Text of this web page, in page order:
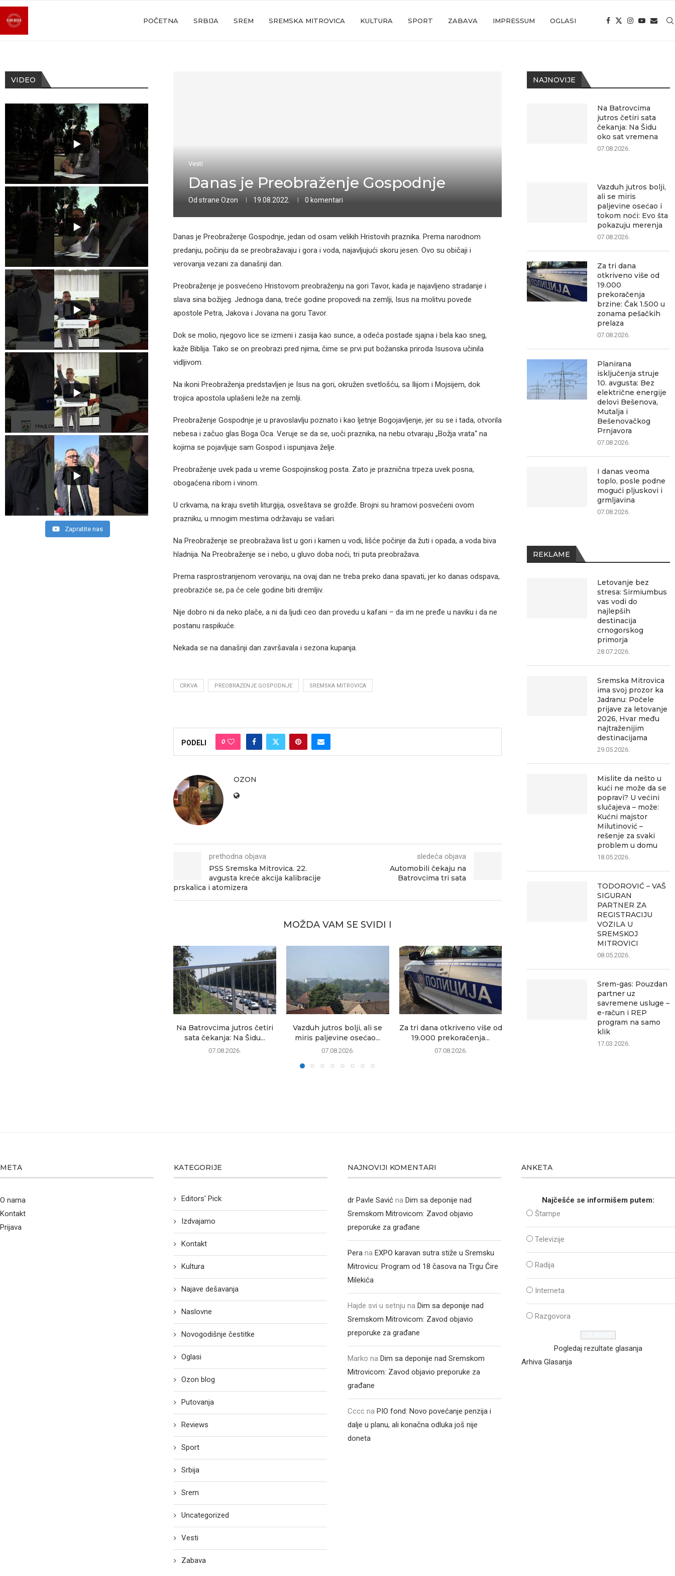
POČETNA SRBIJA SREM SREMSKA MITROVICA KULTURA SPORT ZABAVA IMPRESSUM OGLASI
Vesti
Danas je Preobraženje Gospodnje
Od strane Ozon 19.08.2022. 0 komentari
Danas je Preobraženje Gospodnje, jedan od osam velikih Hristovih praznika. Prema narodnom
predanju, počinju da se preobražavaju i gora i voda, najavljujući skoru jesen. Ovo su običaji i
verovanja vezani za današnji dan.
Preobraženje je posvećeno Hristovom preobraženju na gori Tavor, kada je najavljeno stradanje i
slava sina božijeg. Jednoga dana, treće godine propovedi na zemlji, Isus na molitvu povede
apostole Petra, Jakova i Jovana na goru Tavor.
Dok se molio, njegovo lice se izmeni i zasija kao sunce, a odeća postade sjajna i bela kao sneg,
kaže Biblija. Tako se on preobrazi pred njima, čime se prvi put božanska priroda Isusova učinila
vidljivom.
Na ikoni Preobraženja predstavljen je Isus na gori, okružen svetlošću, sa Ilijom i Mojsijem, dok
trojica apostola uplašeni leže na zemlji.
Preobraženje Gospodnje je u pravoslavlju poznato i kao ljetnje Bogojavljenje, jer su se i tada, otvorila
nebesa i začuo glas Boga Oca. Veruje se da se, uoči praznika, na nebu otvaraju „Božja vrata“ na
kojima se pojavljuje sam Gospod i ispunjava želje.
Preobraženje uvek pada u vreme Gospojinskog posta. Zato je praznična trpeza uvek posna,
obogaćena ribom i vinom.
U crkvama, na kraju svetih liturgija, osveštava se grožđe. Brojni su hramovi posvećeni ovom
prazniku, u mnogim mestima održavaju se vašari.
Na Preobraženje se preobražava list u gori i kamen u vodi, lišće počinje da žuti i opada, a voda biva
hladnija. Na Preobraženje se i nebo, u gluvo doba noći, tri puta preobražava.
Prema rasprostranjenom verovanju, na ovaj dan ne treba preko dana spavati, jer ko danas odspava,
preobraziće se, pa će cele godine biti dremljiv.
Nije dobro ni da neko plače, a ni da ljudi ceo dan provedu u kafani – da im ne pređe u naviku i da ne
postanu raspikuće.
Nekada se na današnji dan završavala i sezona kupanja.
CRKVA PREOBRAZENJE GOSPODNJE SREMSKA MITROVICA
PODELI 0
OZON
prethodna objava
PSS Sremska Mitrovica. 22.
avgusta kreće akcija kalibracije
prskalica i atomizera
sledeća objava
Automobili čekaju na
Batrovcima tri sata
MOŽDA VAM SE SVIDI I
Na Batrovcima jutros četiri
sata čekanja: Na Šidu...
07.08.2026.
Vazduh jutros bolji, ali se
miris paljevine osećao...
07.08.2026.
Za tri dana otkriveno više od
19.000 prekoračenja...
07.08.2026.
Planirana isključenja struje
NAJNOVIJE
Na Batrovcima
jutros četiri sata
čekanja: Na Šidu
oko sat vremena
07.08.2026.
Vazduh jutros bolji,
ali se miris
paljevine osećao i
tokom noći: Evo šta
pokazuju merenja
07.08.2026.
Za tri dana
otkriveno više od
19.000
prekoračenja
brzine: Čak 1.500 u
zonama pešačkih
prelaza
07.08.2026.
Planirana
isključenja struje
10. avgusta: Bez
električne energije
delovi Bešenova,
Mutalja i
Bešenovačkog
Prnjavora
07.08.2026.
I danas veoma
toplo, posle podne
mogući pljuskovi i
grmljavina
07.08.2026.
REKLAME
Letovanje bez
stresa: Sirmiumbus
vas vodi do
najlepših
destinacija
crnogorskog
primorja
28.07.2026.
Sremska Mitrovica
ima svoj prozor ka
Jadranu: Počele
prijave za letovanje
2026, Hvar među
najtraženijim
destinacijama
29.05.2026.
Mislite da nešto u
kući ne može da se
popravi? U većini
slučajeva – može:
Kućni majstor
Milutinović –
rešenje za svaki
problem u domu
18.05.2026.
TODOROVIĆ – VAŠ
SIGURAN
PARTNER ZA
REGISTRACIJU
VOZILA U
SREMSKOJ
MITROVICI
08.05.2026.
Srem-gas: Pouzdan
partner uz
savremene usluge –
e-račun i REP
program na samo
klik
17.03.2026.
VIDEO
Zapratite nas
META
O nama
Kontakt
Prijava
KATEGORIJE
Editors' Pick
Izdvajamo
Kontakt
Kultura
Najave dešavanja
Naslovne
Novogodišnje čestitke
Oglasi
Ozon blog
Putovanja
Reviews
Sport
Srbija
Srem
Uncategorized
Vesti
Zabava
NAJNOVIJI KOMENTARI
dr Pavle Savić naDim sa deponije nad
Sremskom Mitrovicom: Zavod objavio
preporuke za građane
Pera naEXPO karavan sutra stiže u Sremsku
Mitrovicu: Program od 18 časova na Trgu Ćire
Milekića
Hajde svi u setnju naDim sa deponije nad
Sremskom Mitrovicom: Zavod objavio
preporuke za građane
Marko naDim sa deponije nad Sremskom
Mitrovicom: Zavod objavio preporuke za
građane
Cccc naPIO fond: Novo povećanje penzija i
dalje u planu, ali konačna odluka još nije
doneta
ANKETA
Najčešće se informišem putem:
Štampe
Televizije
Radija
Interneta
Razgovora
Pogledaj rezultate glasanja
Arhiva Glasanja